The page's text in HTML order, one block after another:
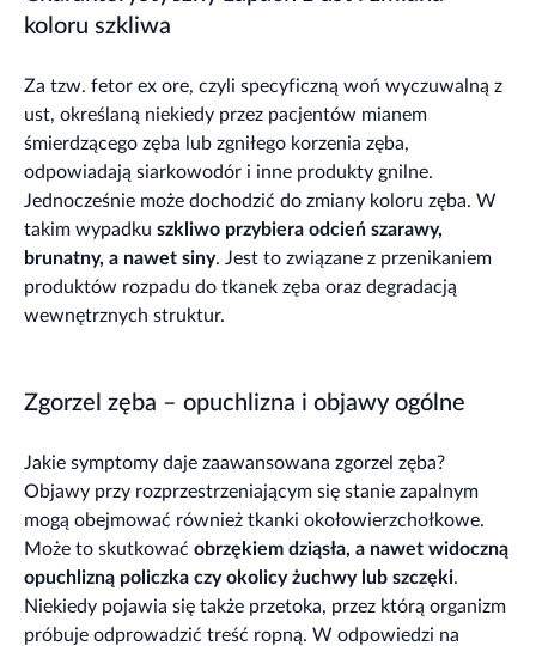
koloru szkliwa
Za tzw. fetor ex ore, czyli specyficzną woń wyczuwalną z
ust, określaną niekiedy przez pacjentów mianem
śmierdzącego zęba lub zgniłego korzenia zęba,
odpowiadają siarkowodór i inne produkty gnilne.
Jednocześnie może dochodzić do zmiany koloru zęba. W
takim wypadku szkliwo przybiera odcień szarawy,
brunatny, a nawet siny. Jest to związane z przenikaniem
produktów rozpadu do tkanek zęba oraz degradacją
wewnętrznych struktur.
Zgorzel zęba – opuchlizna i objawy ogólne
Jakie symptomy daje zaawansowana zgorzel zęba?
Objawy przy rozprzestrzeniającym się stanie zapalnym
mogą obejmować również tkanki okołowierzchołkowe.
Może to skutkować obrzękiem dziąsła, a nawet widoczną
opuchlizną policzka czy okolicy żuchwy lub szczęki.
Niekiedy pojawia się także przetoka, przez którą organizm
próbuje odprowadzić treść ropną. W odpowiedzi na